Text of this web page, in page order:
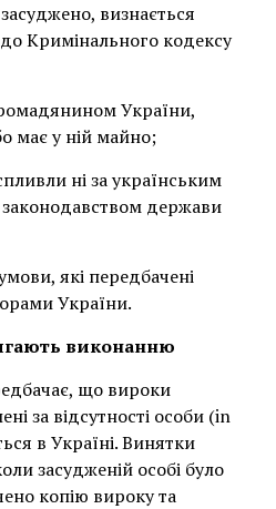
визнається
Кримінального кодексу
України,
має у ній майно;
ні за українським
законодавством держави
які передбачені
України.
виконанню
що вироки
за відсутності особи (in
в Україні. Винятки
засудженій особі було
копію вироку та